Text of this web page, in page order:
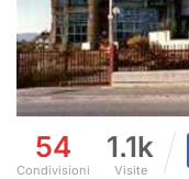
54
Condivisioni
1.1k
Visite